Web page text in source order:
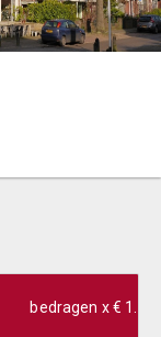
bedragen x €